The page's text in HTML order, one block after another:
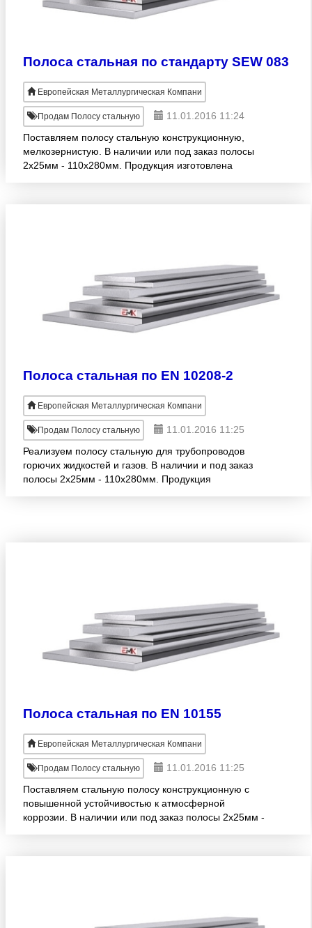
Полоса стальная по стандарту SEW 083
Европейская Металлургическая Компани
Продам Полосу стальную
11.01.2016 11:24
Поставляем полосу стальную конструкционную,
мелкозернистую. В наличии или под заказ полосы
2х25мм - 110х280мм. Продукция изготовлена
Полоса стальная по EN 10208-2
Европейская Металлургическая Компани
Продам Полосу стальную
11.01.2016 11:25
Реализуем полосу стальную для трубопроводов
горючих жидкостей и газов. В наличии и под заказ
полосы 2х25мм - 110х280мм. Продукция
Полоса стальная по EN 10155
Европейская Металлургическая Компани
Продам Полосу стальную
11.01.2016 11:25
Поставляем стальную полосу конструкционную с
повышенной устойчивостью к атмосферной
коррозии. В наличии или под заказ полосы 2х25мм -